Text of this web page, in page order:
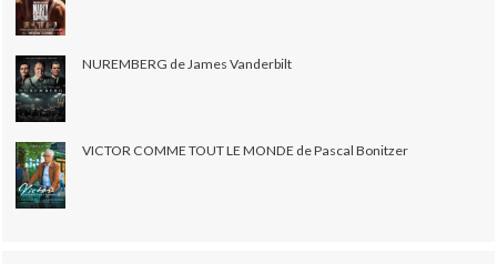
NUREMBERG de James Vanderbilt
VICTOR COMME TOUT LE MONDE de Pascal Bonitzer